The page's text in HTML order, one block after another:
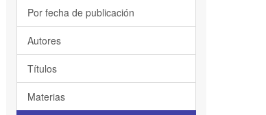
Por fecha de publicación
Autores
Títulos
Materias